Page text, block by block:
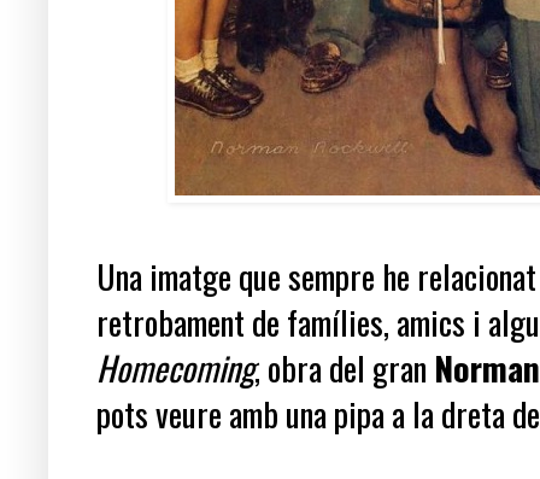
Una imatge que sempre he
retrobament de famílies, amics i
Homecoming, obra del gran
pots veure amb una pipa a la dreta